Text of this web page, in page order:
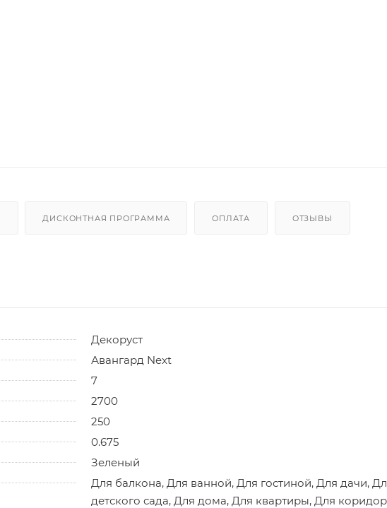
ДИСКОНТНАЯ ПРОГРАММА ОПЛАТА ОТЗЫВЫ
Декоруст
Авангард Next
7
2700
250
0.675
Зеленый
Для балкона, Для ванной, Для гостиной, Для дачи,
детского сада, Для дома, Для квартиры, Для